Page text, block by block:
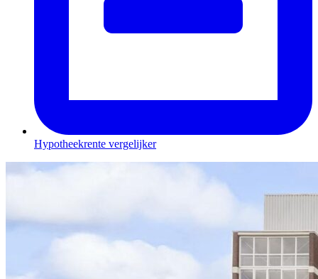
Hypotheekrente vergelijker